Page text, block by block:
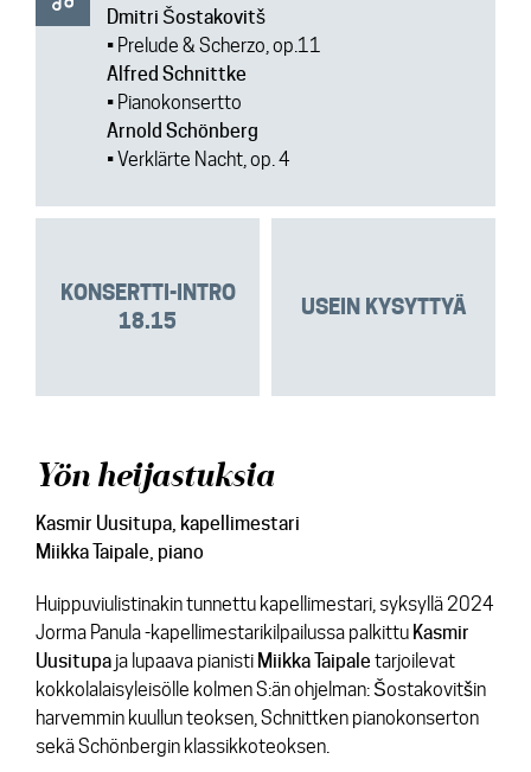
Dmitri Šostakovitš
• Prelude & Scherzo, op.11
Alfred Schnittke
• Pianokonsertto
Arnold Schönberg
• Verklärte Nacht, op. 4
KONSERTTI-INTRO
18.15
USEIN KYSYTTYÄ
Yön heijastuksia
Kasmir Uusitupa, kapellimestari
Miikka Taipale, piano
Huippuviulistinakin tunnettu kapellimestari, syksyllä 2024
Jorma Panula -kapellimestarikilpailussa palkittu Kasmir
Uusitupa ja lupaava pianisti Miikka Taipale tarjoilevat
kokkolalaisyleisölle kolmen S:än ohjelman: Šostakovitšin
harvemmin kuullun teoksen, Schnittken pianokonserton
sekä Schönbergin klassikkoteoksen.